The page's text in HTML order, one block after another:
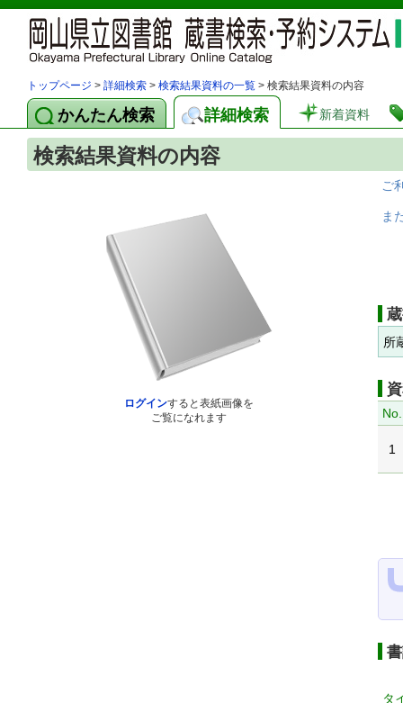
トップページ > 詳細検索 > 検索結果資料の一覧 > 検索結果資料の内容
かんたん検索 詳細検索 新着資料
検索結果資料の内容
ログインすると表紙画像を
ご覧になれます
ご
ま
所
No.
1
タ